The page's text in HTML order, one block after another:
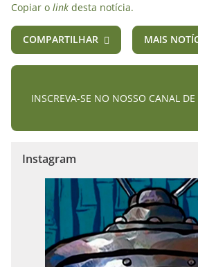
Copiar o link desta notícia.
COMPARTILHAR MAIS
INSCREVA-SE NO NOSSO CANAL
Instagram